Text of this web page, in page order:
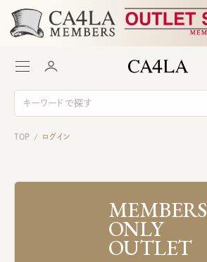
TOP / ログイン
MEMBERS
ONLY
OUTLET